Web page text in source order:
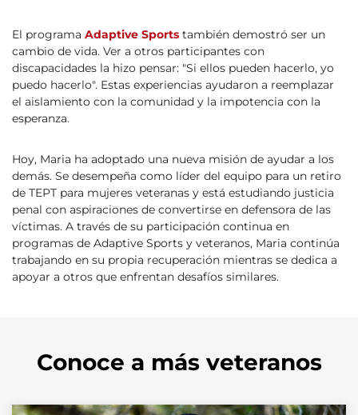
El programa Adaptive Sports también demostró ser un
cambio de vida. Ver a otros participantes con
discapacidades la hizo pensar: "Si ellos pueden hacerlo, yo
puedo hacerlo". Estas experiencias ayudaron a reemplazar
el aislamiento con la comunidad y la impotencia con la
esperanza.
Hoy, Maria ha adoptado una nueva misión de ayudar a los
demás. Se desempeña como líder del equipo para un retiro
de TEPT para mujeres veteranas y está estudiando justicia
penal con aspiraciones de convertirse en defensora de las
víctimas. A través de su participación continua en
programas de Adaptive Sports y veteranos, Maria continúa
trabajando en su propia recuperación mientras se dedica a
apoyar a otros que enfrentan desafíos similares.
Conoce a más veteranos